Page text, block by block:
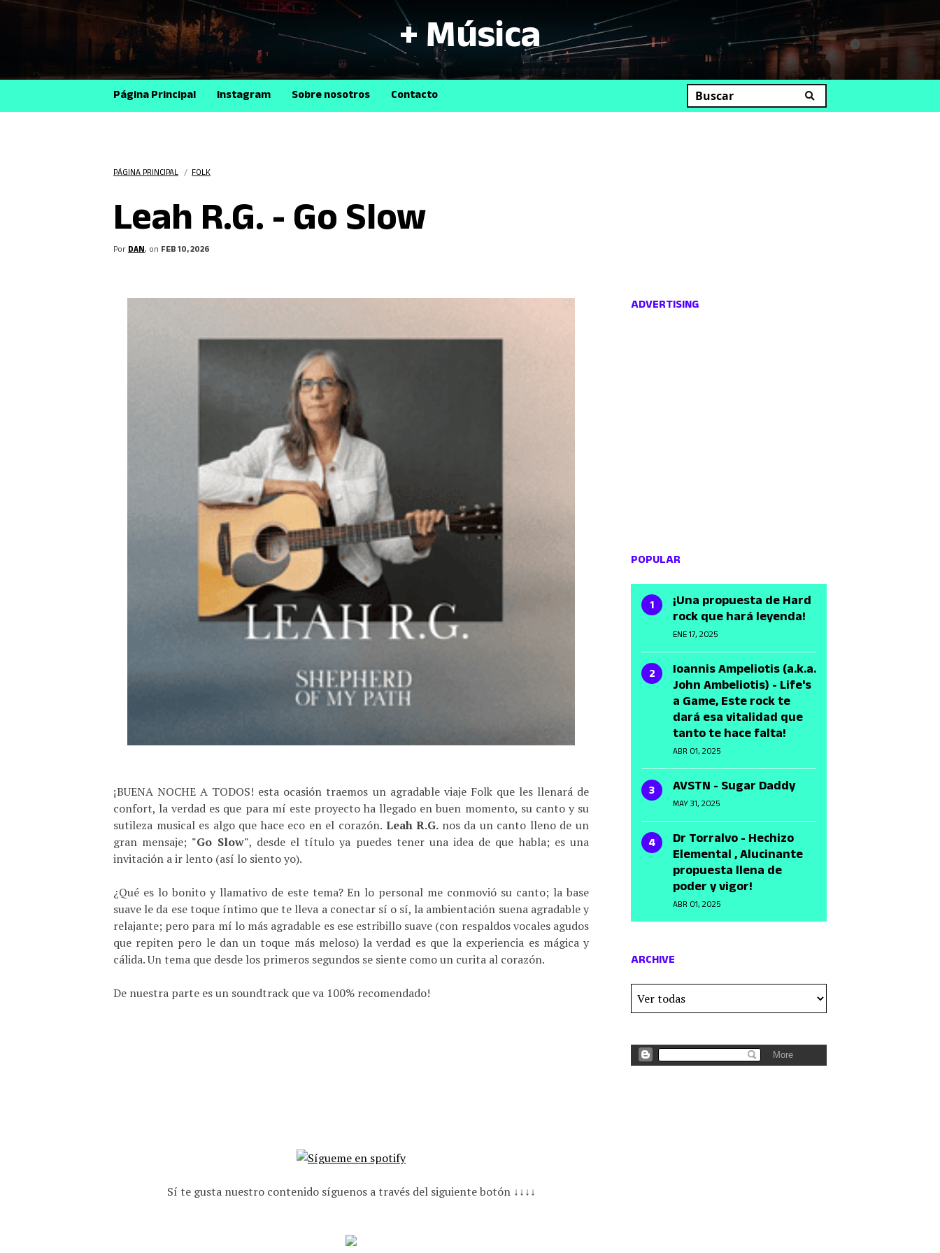
+ Música
Página Principal Instagram Sobre nosotros Contacto
PÁGINA PRINCIPAL / FOLK
Leah R.G. - Go Slow
PorDAN, on FEB 10, 2026
¡BUENA NOCHE A TODOS! esta ocasión traemos un agradable viaje Folk que les llenará de
confort, la verdad es que para mí este proyecto ha llegado en buen momento, su canto y su
sutileza musical es algo que hace eco en el corazón. Leah R.G. nos da un canto lleno de un
gran mensaje; "Go Slow", desde el título ya puedes tener una idea de que habla; es una
invitación a ir lento (así lo siento yo).
¿Qué es lo bonito y llamativo de este tema? En lo personal me conmovió su canto; la base
suave le da ese toque íntimo que te lleva a conectar sí o sí, la ambientación suena agradable y
relajante; pero para mí lo más agradable es ese estribillo suave (con respaldos vocales agudos
que repiten pero le dan un toque más meloso) la verdad es que la experiencia es mágica y
cálida. Un tema que desde los primeros segundos se siente como un curita al corazón.
De nuestra parte es un soundtrack que va 100% recomendado!
Sí te gusta nuestro contenido síguenos a través del siguiente botón ↓↓↓↓
ADVERTISING
POPULAR
¡Una propuesta de Hard
rock que hará leyenda!
ENE 17, 2025
Ioannis Ampeliotis (a.k.a.
John Ambeliotis) - Life's
a Game, Este rock te
dará esa vitalidad que
tanto te hace falta!
ABR 01, 2025
AVSTN - Sugar Daddy
MAY 31, 2025
Dr Torralvo - Hechizo
Elemental , Alucinante
propuesta llena de
poder y vigor!
ABR 01, 2025
ARCHIVE